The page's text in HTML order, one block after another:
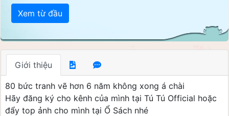
Xem từ đầu
Giới thiệu
80 bức tranh vẽ hơn 6 năm không xong á chài
Hãy đăng ký cho kênh của mình tại Tú Tú Official hoặc
đẩy top ảnh cho mình tại Ổ Sách nhé